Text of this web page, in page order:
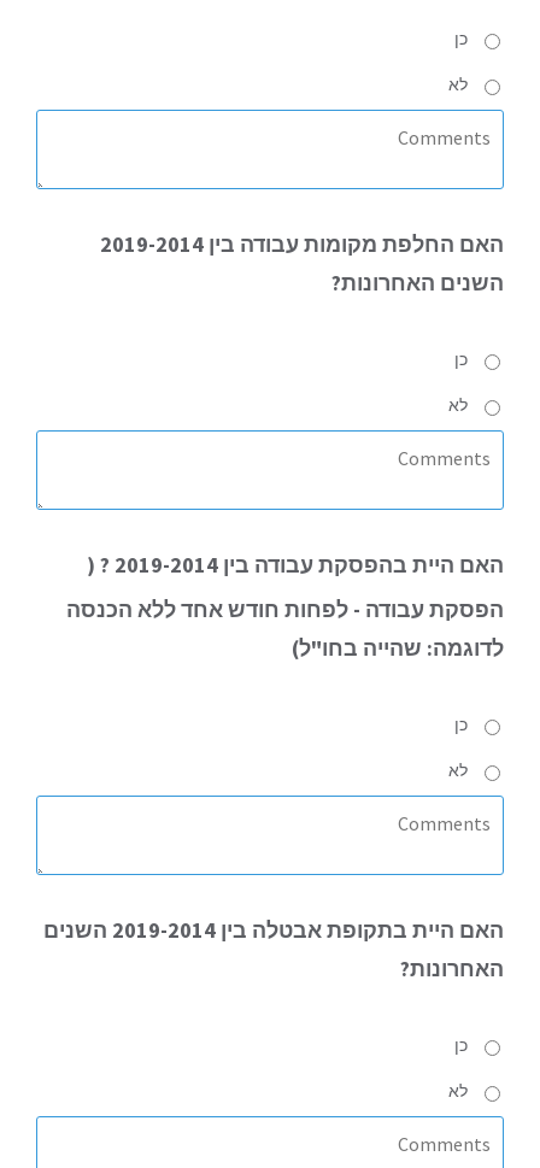
כן
לא
האם
החלפת מקומות עבודה בין 2019-2014
השנים האחרונות?
כן
לא
האם היית בהפסקת עבודה בין 2019-2014 ? (
הפסקת עבודה - לפחות חודש אחד ללא הכנסה
לדוגמה: שהייה בחו"ל)
כן
לא
האם
היית בתקופת אבטלה בין 2019-2014 השנים
האחרונות?
כן
לא